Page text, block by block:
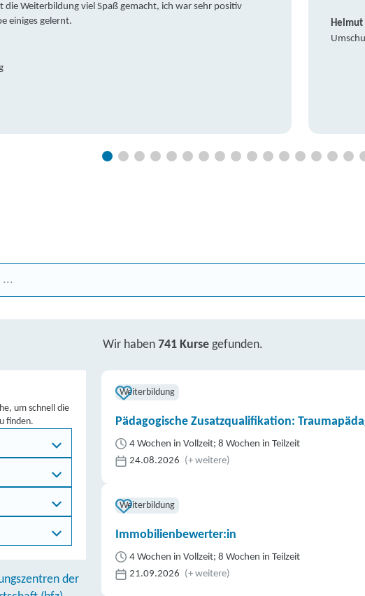
Weiterbildung viel Spaß gemacht, ich war sehr positiv
einiges gelernt.
Helmut
Wir haben 741 Kurse gefunden.
um schnell die
finden.
der
Weiterbildung
Pädagogische Zusatzqualifikation:
4 Wochen in Vollzeit; 8 Wochen in Teilzeit
24.08.2026 (+ weitere)
Weiterbildung
Immobilienbewerter:in
4 Wochen in Vollzeit; 8 Wochen in Teilzeit
21.09.2026 (+ weitere)